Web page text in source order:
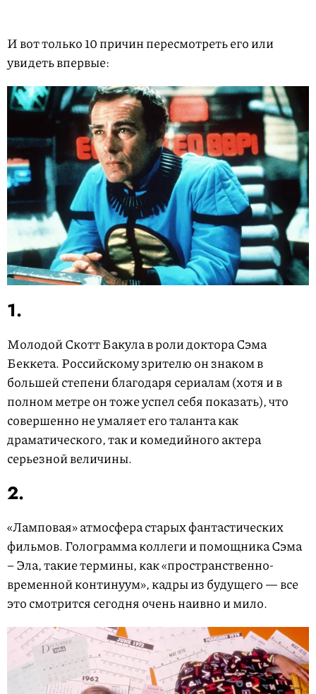
И вот только 10 причин пересмотреть его или
увидеть впервые:
1.
Молодой Скотт Бакула в роли доктора Сэма
Беккета. Российскому зрителю он знаком в
большей степени благодаря сериалам (хотя и в
полном метре он тоже успел себя показать), что
совершенно не умаляет его таланта как
драматического, так и комедийного актера
серьезной величины.
2.
«Ламповая» атмосфера старых фантастических
фильмов. Голограмма коллеги и помощника Сэма
– Эла, такие термины, как «пространственно-
временной континуум», кадры из будущего — все
это смотрится сегодня очень наивно и мило.